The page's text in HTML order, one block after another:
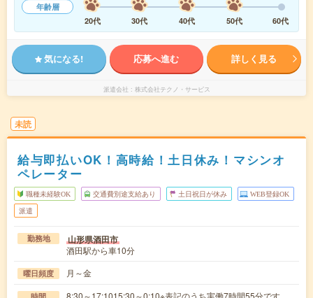
年齢層
20代
30代 40代 50代 60代
気になる! 応募へ進む 詳しく見る
派遣会社 株式会社テクノ・サービス
未読
給与即払いOK！高時給！土日休み！マシンオ
ペレーター
職種未経験OK 交通費別途支給あり 土日祝日が休み WEB登録OK
派遣
勤務地 山形県酒田市
酒田駅から車10分
曜日頻度 月～金
8:30～17:1015:30～0:10※表記のうち実働7時間55分です。